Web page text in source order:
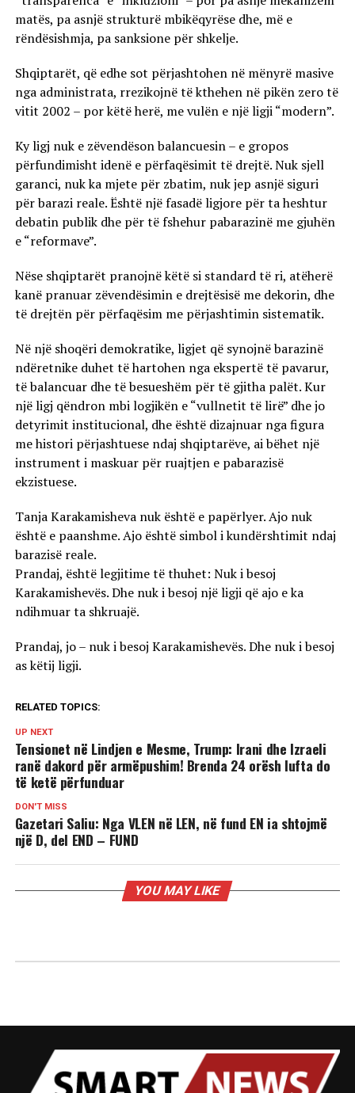
matës, pa asnjë strukturë mbikëqyrëse dhe, më e
rëndësishmja, pa sanksione për shkelje.
Shqiptarët, që edhe sot përjashtohen në mënyrë masive
nga administrata, rrezikojnë të kthehen në pikën zero të
vitit 2002 – por këtë herë, me vulën e një ligji “modern”.
Ky ligj nuk e zëvendëson balancuesin – e gropos
përfundimisht idenë e përfaqësimit të drejtë. Nuk sjell
garanci, nuk ka mjete për zbatim, nuk jep asnjë siguri
për barazi reale. Është një fasadë ligjore për ta heshtur
debatin publik dhe për të fshehur pabarazinë me gjuhën
e “reformave”.
Nëse shqiptarët pranojnë këtë si standard të ri, atëherë
kanë pranuar zëvendësimin e drejtësisë me dekorin, dhe
të drejtën për përfaqësim me përjashtimin sistematik.
Në një shoqëri demokratike, ligjet që synojnë barazinë
ndëretnike duhet të hartohen nga ekspertë të pavarur,
të balancuar dhe të besueshëm për të gjitha palët. Kur
një ligj qëndron mbi logjikën e “vullnetit të lirë” dhe jo
detyrimit institucional, dhe është dizajnuar nga figura
me histori përjashtuese ndaj shqiptarëve, ai bëhet një
instrument i maskuar për ruajtjen e pabarazisë
ekzistuese.
Tanja Karakamisheva nuk është e papërlyer. Ajo nuk
është e paanshme. Ajo është simbol i kundërshtimit ndaj
barazisë reale.
Prandaj, është legjitime të thuhet: Nuk i besoj
Karakamishevës. Dhe nuk i besoj një ligji që ajo e ka
ndihmuar ta shkruajë.
Prandaj, jo – nuk i besoj Karakamishevës. Dhe nuk i besoj
as këtij ligji.
RELATED TOPICS:
UP NEXT
Tensionet në Lindjen e Mesme, Trump: Irani dhe Izraeli
ranë dakord për armëpushim! Brenda 24 orësh lufta do
të ketë përfunduar
DON'T MISS
Gazetari Saliu: Nga VLEN në LEN, në fund EN ia shtojmë
një D, del END – FUND
YOU MAY LIKE